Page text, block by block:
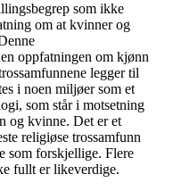
som ikke
om at kvinner og
oppfatningen om kjønn
legger til
i noen miljøer som et
som står i motsetning
og kvinne. Det er et
religiøse trossamfunn
som forskjellige. Flere
fullt er likeverdige.